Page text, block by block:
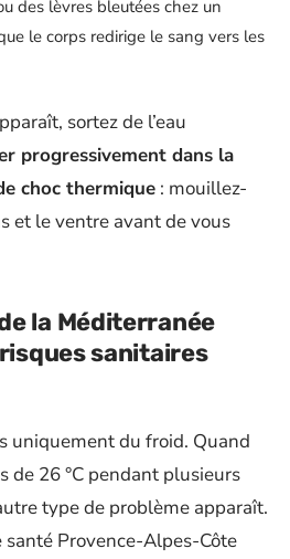
des lèvres bleutées chez un
le corps redirige le sang vers les
sortez de l’eau
progressivement dans la
choc thermique : mouillez-
et le ventre avant de vous
la Méditerranée
sanitaires
uniquement du froid. Quand
de 26 °C pendant plusieurs
type de problème apparaît.
santé Provence-Alpes-Côte